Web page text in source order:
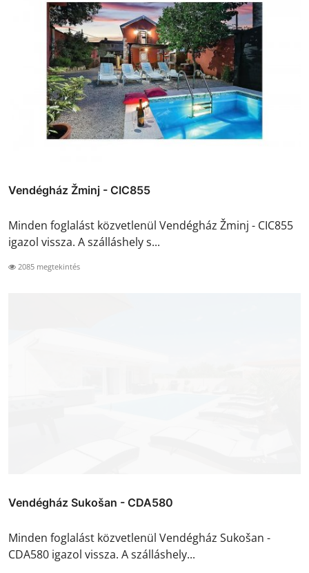
Vendégház Žminj - CIC855
Minden foglalást közvetlenül Vendégház Žminj - CIC855
igazol vissza. A szálláshely s...
2085 megtekintés
Vendégház Sukošan - CDA580
Minden foglalást közvetlenül Vendégház Sukošan -
CDA580 igazol vissza. A szálláshely...